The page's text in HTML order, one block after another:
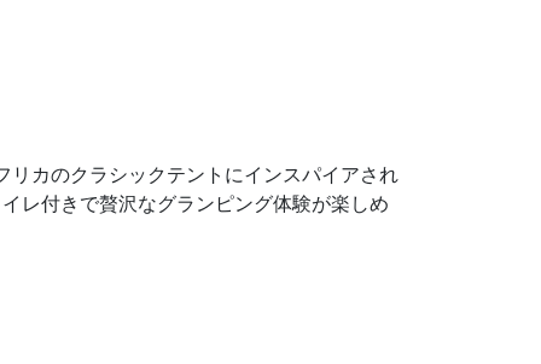
カのクラシックテントにインスパイアされ
レ付きで贅沢なグランピング体験が楽しめ